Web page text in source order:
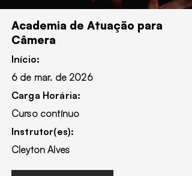
Academia de Atuação para
Câmera
Início:
6 de mar. de 2026
Carga Horária:
Curso contínuo
Instrutor(es):
Cleyton Alves